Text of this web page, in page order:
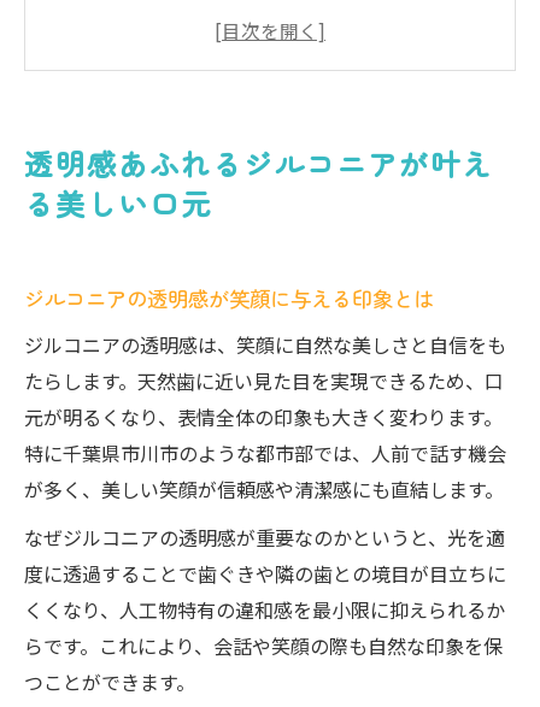
ジルコニアの美しさを保つ透明度の重要性
いて
ジルコニアの自然な美しさを引き出す秘訣
自然な美しさを叶えるジルコニアのポイン
ト
ジルコニアの透明度が左右する見た目の違
い
美しさを最大限に活かすジルコニアの活用
術
ジルコニアの透明感を引き出す専門的な工
夫
理想の笑顔ならジルコニアの透明度に注目
ジルコニアの透明度が笑顔に与える自然さ
理想の笑顔作りに欠かせないジルコニアの
透明感あふれるジルコニアが叶え
る美しい口元
ジルコニアの透明感が笑顔に与える印象とは
ジルコニアの透明感は、笑顔に自然な美しさと自信をも
たらします。天然歯に近い見た目を実現できるため、口
元が明るくなり、表情全体の印象も大きく変わります。
特に千葉県市川市のような都市部では、人前で話す機会
が多く、美しい笑顔が信頼感や清潔感にも直結します。
なぜジルコニアの透明感が重要なのかというと、光を適
度に透過することで歯ぐきや隣の歯との境目が目立ちに
くくなり、人工物特有の違和感を最小限に抑えられるか
らです。これにより、会話や笑顔の際も自然な印象を保
つことができます。